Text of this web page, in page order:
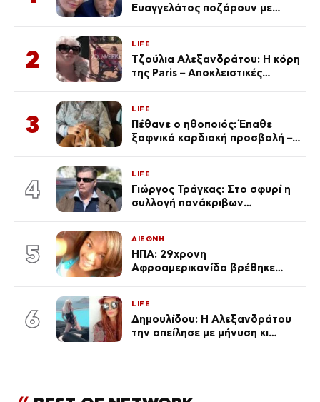
Ευαγγελάτος ποζάρουν με
2
LIFE
Τζούλια Αλεξανδράτου: Η κόρη
της Paris – Αποκλειστικές
3
LIFE
Πέθανε ο ηθοποιός: Έπαθε
ξαφνικά καρδιακή προσβολή – Η
4
LIFE
Γιώργος Τράγκας: Στο σφυρί η
συλλογή πανάκριβων
5
ΔΙΕΘΝΗ
ΗΠΑ: 29χρονη
Αφροαμερικανίδα βρέθηκε
6
LIFE
Δημουλίδου: Η Αλεξανδράτου
την απείλησε με μήνυση κι